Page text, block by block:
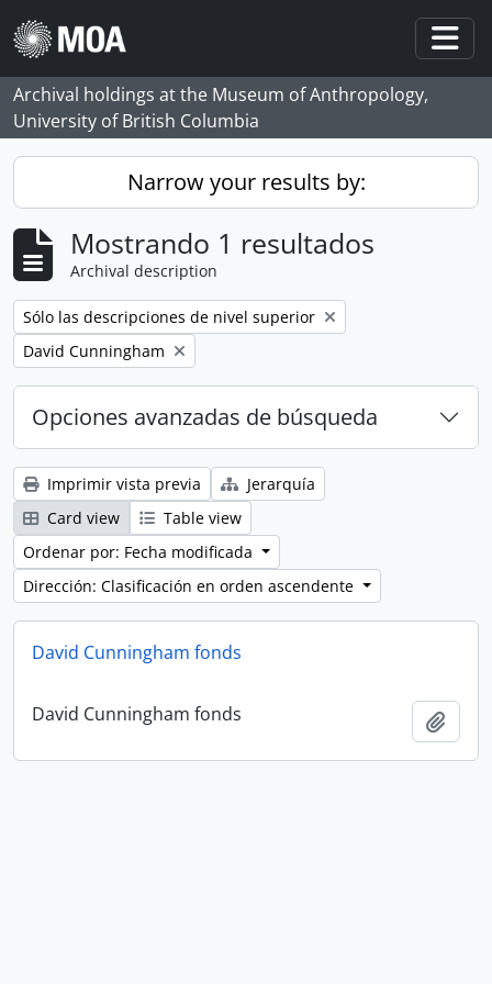
Skip to main content
Archival holdings at the Museum of Anthropology,
University of British Columbia
Narrow your results by:
Mostrando 1 resultados
Archival description
Remove filter:
Sólo las descripciones de nivel superior
Remove filter:
David Cunningham
Opciones avanzadas de búsqueda
Imprimir vista previa
Jerarquía
Card view
Table view
Ordenar por: Fecha modificada
Dirección: Clasificación en orden ascendente
David Cunningham fonds
David Cunningham fonds